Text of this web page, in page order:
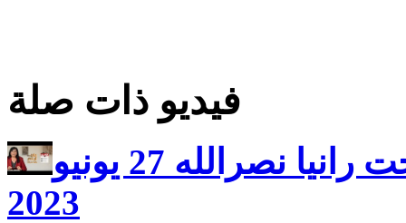
فيديو ذات صلة
يارب ارحم مع الاخت رانيا نصرالله 27 يونيو
2023